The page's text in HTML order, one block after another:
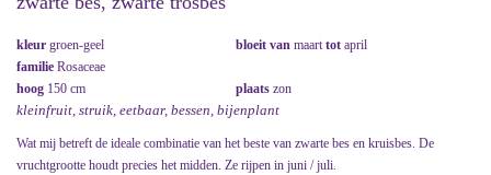
kleur groen-geel bloeit van maarttot april
familie Rosaceae
hoog 150 cm plaats zon
kleinfruit, struik, eetbaar, bessen, bijenplant
Wat mij betreft de ideale combinatie van het beste van zwarte bes en kruisbes. De
vruchtgrootte houdt precies het midden. Ze rijpen in juni / juli.